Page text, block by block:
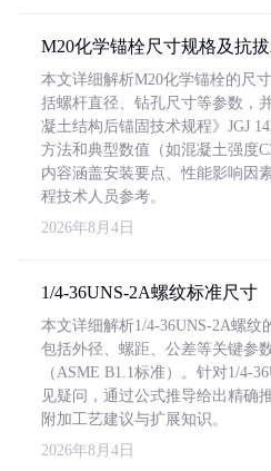
M20化学锚栓尺寸规格及抗
本文详细解析M20化学锚栓的尺
括螺杆直径、钻孔尺寸等参数，
凝土结构后锚固技术规程》JGJ
方法和典型数值（如混凝土强度
内容涵盖安装要点、性能影响因
程技术人员参考。
2026年8月4日
1/4-36UNS-2A螺纹标准尺寸
本文详细解析1/4-36UNS-2A螺纹
包括外径、螺距、公差等关键参
（ASME B1.1标准）。针对1/4-
见疑问，通过公式推导给出精确
附加工艺建议与扩展知识。
2026年8月4日